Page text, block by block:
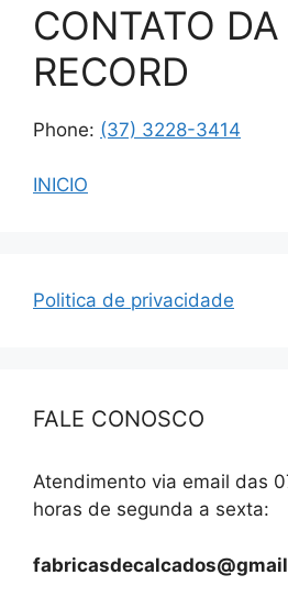
CONTATO
RECORD
Phone: (37) 3228-3414
INICIO
Politica de privacidade
FALE CONOSCO
Atendimento via email das
horas de segunda a sexta: